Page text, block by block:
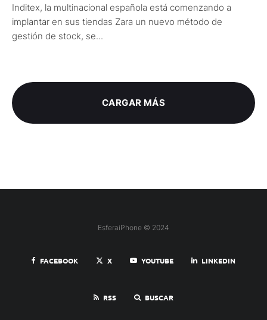
Inditex, la multinacional española está comenzando a
implantar en sus tiendas Zara un nuevo método de
gestión de stock, se...
CARGAR MÁS
EsferaiPhone © 2024
FACEBOOK X YOUTUBE LINKEDIN
RSS BUSCAR